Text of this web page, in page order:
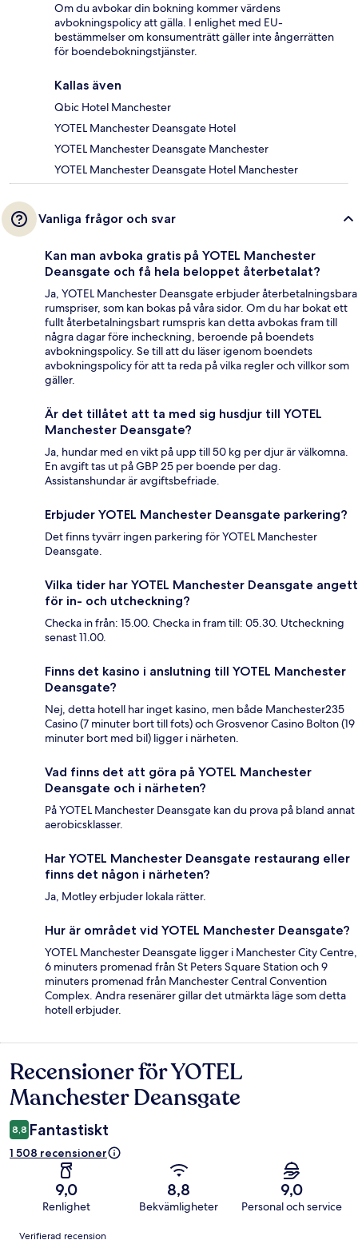
Om du avbokar din bokning kommer värdens
avbokningspolicy att gälla. I enlighet med EU-
bestämmelser om konsumenträtt gäller inte ångerrätten
för boendebokningstjänster.
Kallas även
Qbic Hotel Manchester
YOTEL Manchester Deansgate Hotel
YOTEL Manchester Deansgate Manchester
YOTEL Manchester Deansgate Hotel Manchester
Vanliga frågor och svar
Kan man avboka gratis på YOTEL Manchester
Deansgate och få hela beloppet återbetalat?
Ja, YOTEL Manchester Deansgate erbjuder återbetalningsbara
rumspriser, som kan bokas på våra sidor. Om du har bokat ett
fullt återbetalningsbart rumspris kan detta avbokas fram till
några dagar före incheckning, beroende på boendets
avbokningspolicy. Se till att du läser igenom boendets
avbokningspolicy för att ta reda på vilka regler och villkor som
gäller.
Är det tillåtet att ta med sig husdjur till YOTEL
Manchester Deansgate?
Ja, hundar med en vikt på upp till 50 kg per djur är välkomna.
En avgift tas ut på GBP 25 per boende per dag.
Assistanshundar är avgiftsbefriade.
Erbjuder YOTEL Manchester Deansgate parkering?
Det finns tyvärr ingen parkering för YOTEL Manchester
Deansgate.
Vilka tider har YOTEL Manchester Deansgate angett
för in- och utcheckning?
Checka in från: 15.00. Checka in fram till: 05.30. Utcheckning
senast 11.00.
Finns det kasino i anslutning till YOTEL Manchester
Deansgate?
Nej, detta hotell har inget kasino, men både Manchester235
Casino (7 minuter bort till fots) och Grosvenor Casino Bolton (19
minuter bort med bil) ligger i närheten.
Vad finns det att göra på YOTEL Manchester
Deansgate och i närheten?
På YOTEL Manchester Deansgate kan du prova på bland annat
aerobicsklasser.
Har YOTEL Manchester Deansgate restaurang eller
finns det någon i närheten?
Ja, Motley erbjuder lokala rätter.
Hur är området vid YOTEL Manchester Deansgate?
YOTEL Manchester Deansgate ligger i Manchester City Centre,
6 minuters promenad från St Peters Square Station och 9
minuters promenad från Manchester Central Convention
Complex. Andra resenärer gillar det utmärkta läge som detta
hotell erbjuder.
Recensioner
Recensioner för YOTEL
Manchester Deansgate
8,8 Fantastiskt
1 508 recensioner
9,0
Renlighet
8,8
Bekvämligheter
9,0
Personal och service
Recensioner
Verifierad recension